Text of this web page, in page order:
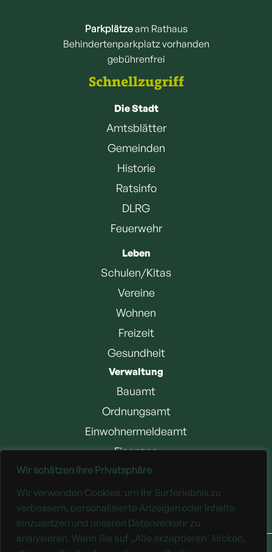
Wir schätzen Ihre Privatsphäre
Wir verwenden Cookies, um Ihr Surferlebnis zu
verbessern, personalisierte Anzeigen oder Inhalte
einzusetzen und unseren Datenverkehr zu
analysieren. Wenn Sie auf „Alle akzeptieren" klicken,
Parkplätzeam Rathaus
Behindertenparkplatz vorhanden
gebührenfrei
Schnellzugriff
Die Stadt
Amtsblätter
Gemeinden
Historie
Ratsinfo
DLRG
Feuerwehr
Leben
Schulen/Kitas
Vereine
Wohnen
Freizeit
Gesundheit
Verwaltung
Bauamt
Ordnungsamt
Einwohnermeldeamt
Finanzen
Jobangebote
Downloads